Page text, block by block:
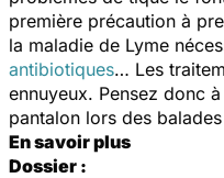
première précaution à
la maladie de Lyme
antibiotiques… Les
ennuyeux. Pensez donc
pantalon lors des
En savoir plus
Dossier :